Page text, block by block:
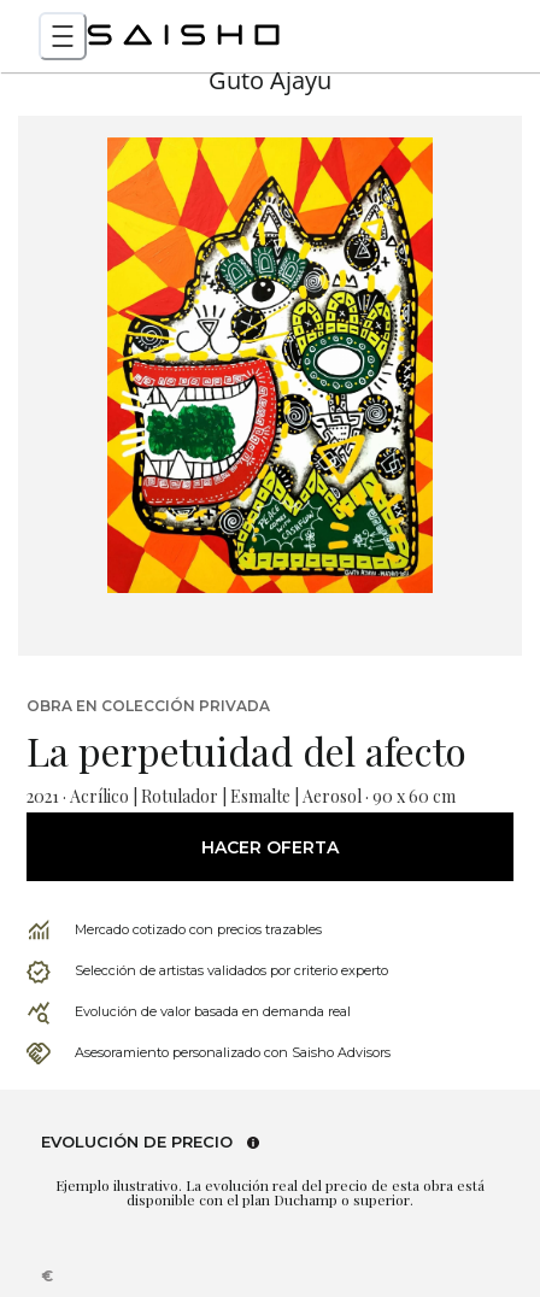
Guto Ajayu
OBRA EN COLECCIÓN PRIVADA
La perpetuidad del afecto
2021 · Acrílico | Rotulador | Esmalte | Aerosol · 90 x 60 cm
HACER OFERTA
Mercado cotizado con precios trazables
Selección de artistas validados por criterio experto
Evolución de valor basada en demanda real
Asesoramiento personalizado con Saisho Advisors
EVOLUCIÓN DE PRECIO
Ejemplo ilustrativo. La evolución real del precio de esta obra está
disponible con el plan Duchamp o superior.